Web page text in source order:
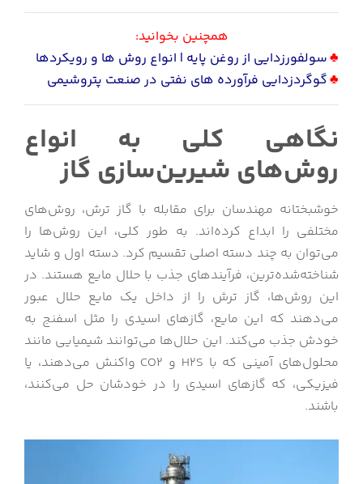
همچنین بخوانید:
♣سولفورزدایی از روغن پایه | انواع روش ها و رویکردها
♣گوگردزدایی فرآورده های نفتی در صنعت پتروشیمی
نگاهی کلی به انواع
روش‌های شیرین‌سازی گاز
خوشبختانه مهندسان برای مقابله با گاز ترش، روش‌های
مختلفی را ابداع کرده‌اند. به طور کلی، این روش‌ها را
می‌توان به چند دسته اصلی تقسیم کرد. دسته اول و شاید
شناخته‌شده‌ترین، فرآیندهای جذب با حلال مایع هستند. در
این روش‌ها، گاز ترش را از داخل یک مایع حلال عبور
می‌دهند که این مایع، گازهای اسیدی را مثل اسفنج به
خودش جذب می‌کند. این حلال‌ها می‌توانند شیمیایی مانند
محلول‌های آمینی که با H2S و CO2 واکنش می‌دهند، یا
فیزیکی، که گازهای اسیدی را در خودشان حل می‌کنند،
باشند.